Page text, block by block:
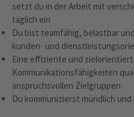
setzt du in der Arbeit mit
täglich ein
Du bist teamfähig, belastbar
kunden- und
Eine effiziente und
Kommunikationsfähigkeiten
anspruchsvollen Zielgruppen
Du kommunizierst mündlich